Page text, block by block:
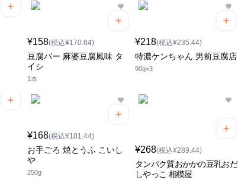
¥158(税込¥170.64)
豆腐バー 麻婆豆腐風味 タ
イシ
1本
¥218(税込¥235.44)
特濃ケンちゃん 男前豆腐店
90g×3
¥168(税込¥181.44)
お手ごろ 焼とうふ こいし
や
250g
¥268(税込¥289.44)
タンパク質おかかの豆乳おだ
しやっこ 相模屋